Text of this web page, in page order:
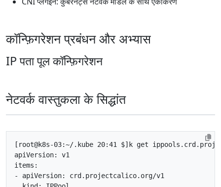
कॉन्फ़िगरेशन प्रबंधन और अभ्यास
IP पता पूल कॉन्फ़िगरेशन
नेटवर्क वास्तुकला के सिद्धांत
[ root@k8s-03:~/.kube 20:41 $]